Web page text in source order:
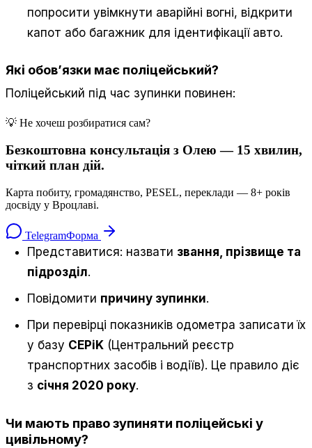
попросити увімкнути аварійні вогні, відкрити
капот або багажник для ідентифікації авто.
Які обов’язки має поліцейський?
Поліцейський під час зупинки повинен:
💡 Не хочеш розбиратися сам?
Безкоштовна консультація з Олею — 15 хвилин,
чіткий план дій.
Карта побиту, громадянство, PESEL, переклади — 8+ років
досвіду у Вроцлаві.
TelegramФорма
Представитися: назвати звання, прізвище та
підрозділ.
Повідомити причину зупинки.
При перевірці показників одометра записати їх
у базу CEPiK (Центральний реєстр
транспортних засобів і водіїв). Це правило діє
з січня 2020 року.
Чи мають право зупиняти поліцейські у
цивільному?